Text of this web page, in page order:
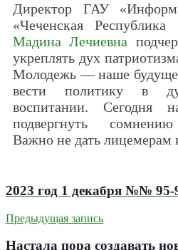
Директор ГАУ
«Чеченская Республика
Мадина Лечиевна
укреплять дух
Молодежь — наше
вести политику в
воспитании. Сегодня
подвергнуть
Важно не дать лицемерам
2023 год 1 декабря №№ 95-
Предыдущая запись
Настала пора создавать